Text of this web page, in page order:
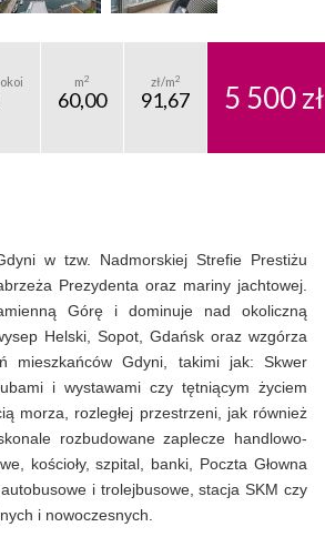
m2
60,00
zł/m2
91,67 5 500 zł
w tzw. Nadmorskiej Strefie Prestiżu
Prezydenta oraz mariny jachtowej.
Górę i dominuje nad okoliczną
Helski, Sopot, Gdańsk oraz wzgórza
mieszkańców Gdyni, takimi jak: Skwer
i wystawami czy tętniącym życiem
morza, rozległej przestrzeni, jak również
rozbudowane zaplecze handlowo-
kościoły, szpital, banki, Poczta Głowna
i trolejbusowe, stacja SKM czy
i nowoczesnych.